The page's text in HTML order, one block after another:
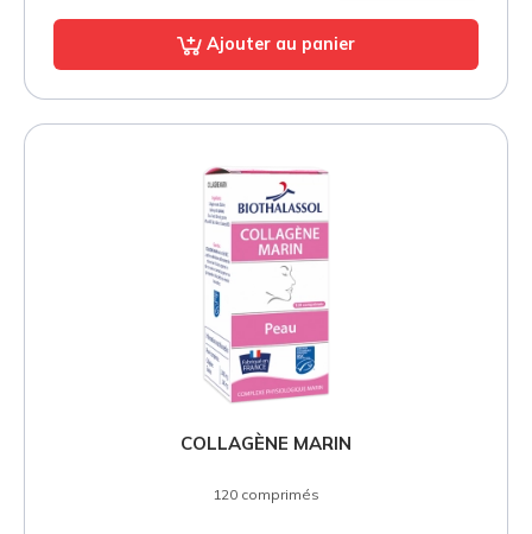
Ajouter au panier
COLLAGÈNE MARIN
120 comprimés